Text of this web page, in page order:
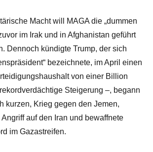
Macht will MAGA die „dummen
im Irak und in Afghanistan geführt
Dennoch kündigte Trump, der sich
bezeichnete, im April einen
von einer Billion
rekordverdächtige Steigerung –, begann
kurzen, Krieg gegen den Jemen,
auf den Iran und bewaffnete
im Gazastreifen.